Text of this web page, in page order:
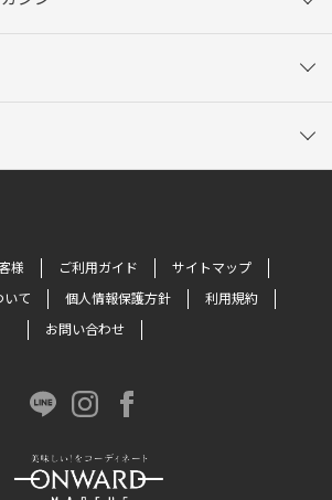
様 ご利用ガイド
サイトマップ
いて
個人情報保護方針
利用規約
お問い合わせ